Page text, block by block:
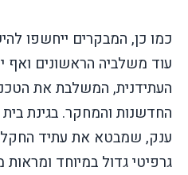
כמו כן, המבקרים ייחשפו
עוד משלביה הראשונים ואף
העתידנית, המשלבת את
החדשנות והמחקר. בגינת
ענק, שמבטא את עתיד
גרפיטי גדול במיוחד